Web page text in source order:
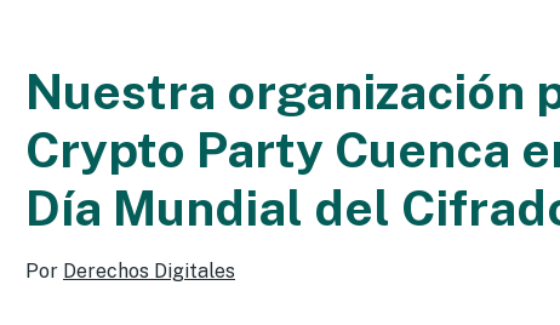
Nuestra organización
Crypto Party Cuenca
Día Mundial del
Por Derechos Digitales